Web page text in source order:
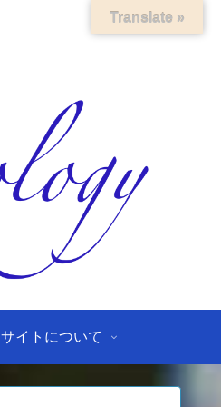
サイトについて
Translate »